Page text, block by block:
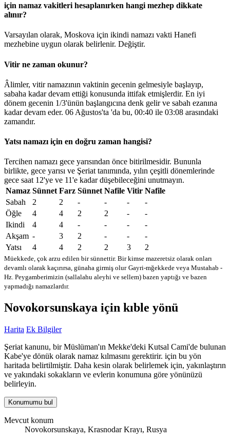
için namaz vakitleri hesaplanırken hangi mezhep dikkate
alınır?
Varsayılan olarak, Moskova için ikindi namazı vakti Hanefi
mezhebine uygun olarak belirlenir. Değiştir.
Vitir ne zaman okunur?
Âlimler, vitir namazının vaktinin gecenin gelmesiyle başlayıp,
sabaha kadar devam ettiği konusunda ittifak etmişlerdir. En iyi
dönem gecenin 1/3'ünün başlangıcına denk gelir ve sabah ezanına
kadar devam eder. 06 Ağustos'ta 'da bu, 00:40 ile 03:08 arasındaki
zamandır.
Yatsı namazı için en doğru zaman hangisi?
Tercihen namazı gece yarısından önce bitirilmesidir. Bununla
birlikte, gece yarısı ve Şeriat tanımında, yılın çeşitli dönemlerinde
gece saat 12'ye ve 11'e kadar düşebileceğini unutmayın.
Namaz Sünnet Farz Sünnet Nafile Vitir Nafile
Sabah
2 2 - - -
-
Öğle
4 4 2 2 -
-
Ikindi
4 4 - - -
-
Akşam - 3 2 - -
-
Yatsı
4 4 2 2 3 2
Müekkede, çok arzu edilen bir sünnettir. Bir kimse mazeretsiz olarak onları
devamlı olarak kaçırırsa, günaha girmiş olur Gayri-mğekkede veya Mustahab -
Hz. Peygamberimizin (sallalahu aleyhi ve sellem) bazen yaptığı ve bazen
yapmadığı namazlardır.
Novokorsunskaya için kıble yönü
Harita Ek Bilgiler
Şeriat kanunu, bir Müslüman'ın Mekke'deki Kutsal Cami'de bulunan
Kabe'ye dönük olarak namaz kılmasını gerektirir. için bu yön
haritada belirtilmiştir. Daha kesin olarak belirlemek için, yakınlaştırın
ve yakındaki sokakların ve evlerin konumuna göre yönünüzü
belirleyin.
Konumumu bul
Mevcut konum
Novokorsunskaya, Krasnodar Krayı, Rusya